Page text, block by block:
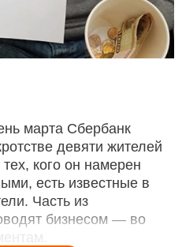
марта Сбербанк
девяти жителей
кого он намерен
есть известные в
Часть из
бизнесом — во